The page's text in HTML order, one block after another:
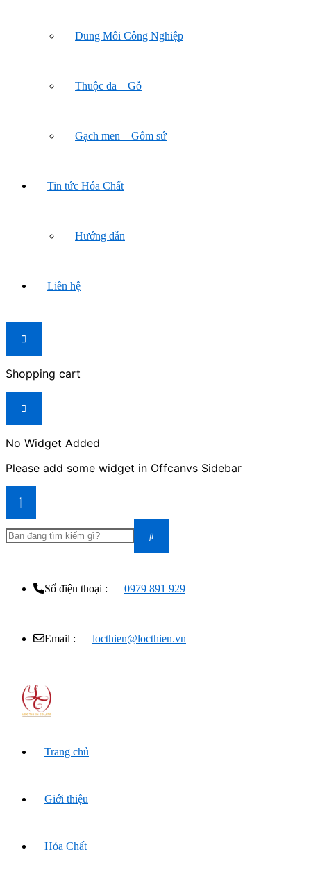
Dung Môi Công Nghiệp
Thuộc da – Gỗ
Gạch men – Gốm sứ
Tin tức Hóa Chất
Hướng dẫn
Liên hệ
Shopping cart
No Widget Added
Please add some widget in Offcanvs Sidebar
Số điện thoại : 0979 891 929
Email : locthien@locthien.vn
Trang chủ
Giới thiệu
Hóa Chất